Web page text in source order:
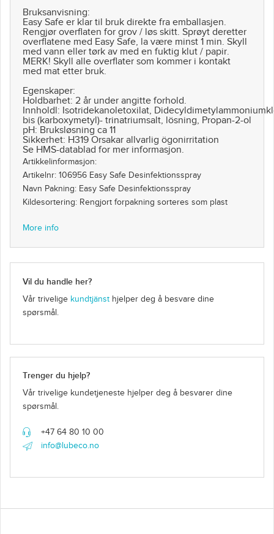
Bruksanvisning:
Easy Safe er klar til bruk direkte fra emballasjen.
Rengjør overflaten for grov / løs skitt. Sprøyt deretter
overflatene med Easy Safe, la være minst 1 min. Skyll
med vann eller tørk av med en fuktig klut / papir.
MERK! Skyll alle overflater som kommer i kontakt
med mat etter bruk.
Egenskaper:
Holdbarhet: 2 år under angitte forhold.
Innholdl: Isotridekanoletoxilat,
bis (karboxymetyl)- trinatriumsalt, lösning, Propan-2-ol
pH: Bruksløsning ca 11
Sikkerhet: H319 Orsakar allvarlig ögonirritation
Se HMS-datablad for mer informasjon.
Artikkelinformasjon:
Artikelnr: 106956 Easy Safe Desinfektionsspray
Navn Pakning: Easy Safe Desinfektionsspray
Kildesortering: Rengjort forpakning sorteres som plast
More info
Vil du handle her?
Vår trivelige kundtjänst hjelper deg å besvare dine
spørsmål.
Trenger du hjelp?
Vår trivelige kundetjeneste hjelper deg å besvarer dine
spørsmål.
+47 64 80 10 00
info@lubeco.no